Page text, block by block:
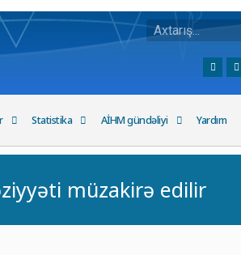
Statistika AİHM gündəliyi Yardım
müzakirə edilir